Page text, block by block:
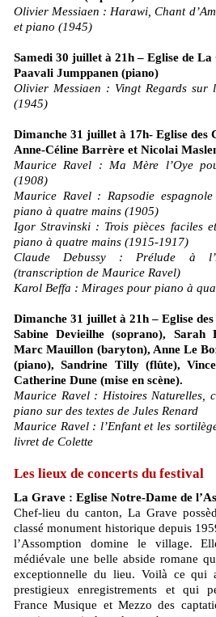
Olivier Messiaen : Harawi, Chant
et piano (1945)
Samedi 30 juillet à 21h – Eglise de
Paavali Jumppanen (piano)
Olivier Messiaen : Vingt Regards sur
(1945)
Dimanche 31 juillet à 17h- Eglise des
Anne-Céline Barrère et Nicolai
Maurice Ravel : Ma Mère l’Oye
(1908)
Maurice Ravel : Rapsodie
piano à quatre mains (1905)
Igor Stravinski : Trois pièces faciles
piano à quatre mains (1915-1917)
Claude Debussy : Prélude à
(transcription de Maurice Ravel)
Karol Beffa : Mirages pour piano à
Dimanche 31 juillet à 21h – Eglise
Sabine Devieilhe (soprano), Sarah
Marc Mauillon (baryton), Anne Le
(piano), Sandrine Tilly (flûte),
Catherine Dune (mise en scène).
Maurice Ravel : Histoires Naturelles,
piano sur des textes de Jules Renard
Maurice Ravel : l’Enfant et les
livret de Colette
Les lieux de concerts du festival
La Grave : Eglise Notre-Dame de
Chef-lieu du canton, La Grave
classé monument historique depuis
l’Assomption domine le village.
médiévale une belle abside romane
exceptionnelle du lieu. Voilà ce qui
prestigieux enregistrements et qui
France Musique et Mezzo des